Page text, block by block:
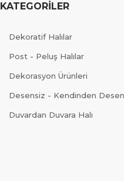
KATEGORİLER
Dekoratif Halılar
Post - Peluş Halılar
Dekorasyon Ürünleri
Desensiz - Kendinden
Duvardan Duvara Halı